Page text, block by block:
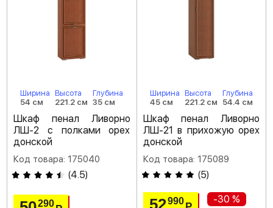
Ширина
54 см
Высота
221.2 см
Глубина
35 см
Шкаф пенал Ливорно
ЛШ-2 с полками орех
донской
Код товара: 175040
(4.5)
290
Ширина
45 см
Высота
221.2 см
Глубина
54.4 см
Шкаф пенал Ливорно
ЛШ-21 в прихожую орех
донской
Код товара: 175089
(5)
990
-30 %